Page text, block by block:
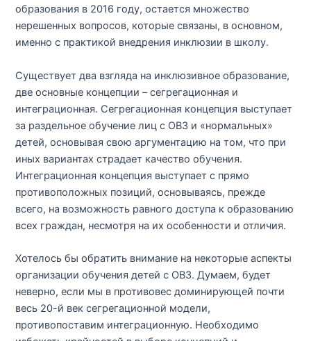
образования в 2016 году, остается множество
нерешенных вопросов, которые связаны, в основном,
именно с практикой внедрения инклюзии в школу.
Существует два взгляда на инклюзивное образование,
две основные концепции – сегрегационная и
интеграционная. Сегрегационная концепция выступает
за раздельное обучение лиц с ОВЗ и «нормальных»
детей, основывая свою аргументацию на том, что при
иных вариантах страдает качество обучения.
Интеграционная концепция выступает с прямо
противоположных позиций, основываясь, прежде
всего, на возможность равного доступа к образованию
всех граждан, несмотря на их особенности и отличия.
Хотелось бы обратить внимание на некоторые аспекты
организации обучения детей с ОВЗ. Думаем, будет
неверно, если мы в противовес доминирующей почти
весь 20-й век сегрегационной модели,
противопоставим интеграционную. Необходимо